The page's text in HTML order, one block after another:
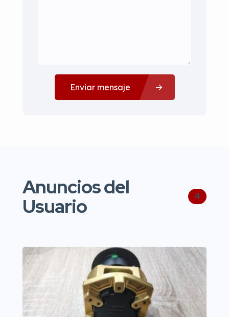
Enviar mensaje
Anuncios del
Usuario 4